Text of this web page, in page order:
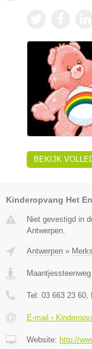
BEKIJK
Kinderopvang Het
Niet gevestigd in
Antwerpen.
Antwerpen »
Tel: 03 663 23 60,
E-mail ›
Website: http://